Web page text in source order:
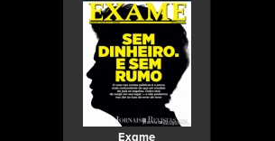
Exame